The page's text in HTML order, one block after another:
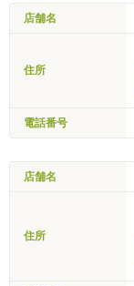
店舗名
住所
電話番号
店舗名
住所